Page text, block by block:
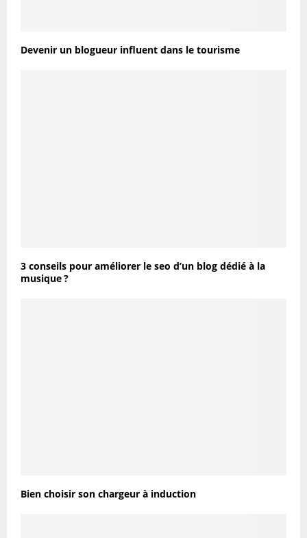
Devenir un blogueur influent dans le tourisme
3 conseils pour améliorer le seo d’un blog dédié à la
musique ?
Bien choisir son chargeur à induction